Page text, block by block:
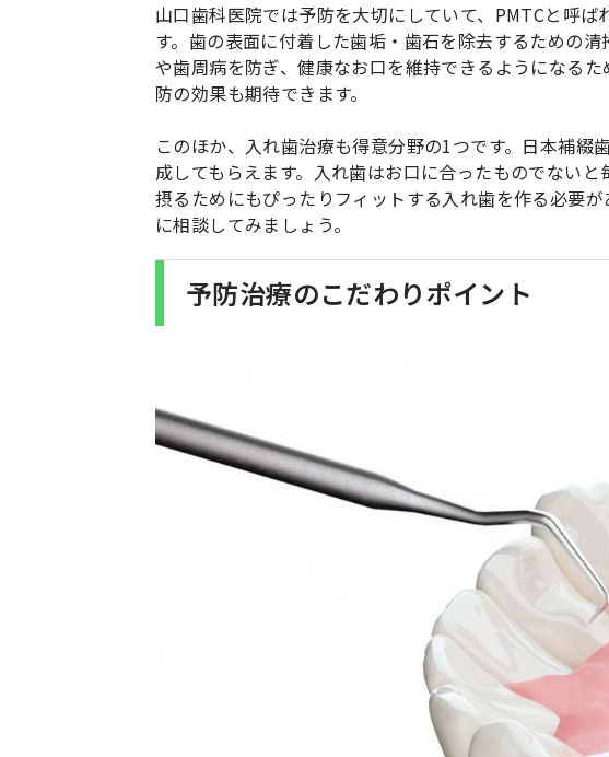
山口歯科医院では予防を大切にしていて、PMTCと呼
す。歯の表面に付着した歯垢・歯石を除去するための
や歯周病を防ぎ、健康なお口を維持できるようになる
防の効果も期待できます。
このほか、入れ歯治療も得意分野の1つです。日本補
成してもらえます。入れ歯はお口に合ったものでない
摂るためにもぴったりフィットする入れ歯を作る必要
に相談してみましょう。
予防治療のこだわりポイント